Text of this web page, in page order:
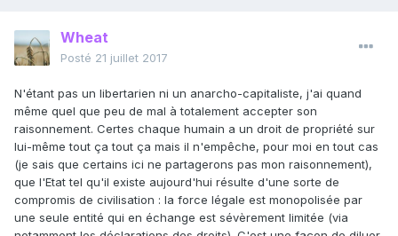
Wheat
Posté 21 juillet 2017
N'étant pas un libertarien ni un anarcho-capitaliste, j'ai quand
même quel que peu de mal à totalement accepter son
raisonnement. Certes chaque humain a un droit de propriété sur
lui-même tout ça tout ça mais il n'empêche, pour moi en tout cas
(je sais que certains ici ne partagerons pas mon raisonnement),
que l'Etat tel qu'il existe aujourd'hui résulte d'une sorte de
compromis de civilisation : la force légale est monopolisée par
une seule entité qui en échange est sévèrement limitée (via